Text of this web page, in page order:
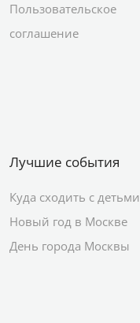
Пользовательское
соглашение
Лучшие события
Куда сходить с детьми
Новый год в Москве
День города Москвы